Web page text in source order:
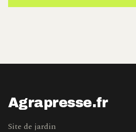
Agrapresse.fr
Site de jardin